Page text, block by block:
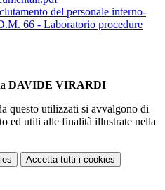
del personale interno-
66 - Laboratorio procedure
DAVIDE VIRARDI
questo utilizzati si avvalgono di
ed utili alle finalità illustrate nella
Accetta tutti i cookies